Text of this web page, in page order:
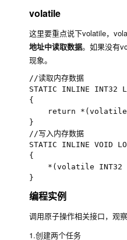
volatile
这里要重点说下volatile，
地址中读取数据。如果没有
现象。
//读取内存数据
STATIC INLINE INT32
{
return
}
//写入内存数据
STATIC INLINE VOID
{
*(volatile INT32
编程实例
调用原子操作相关接口，观察
1.创建两个任务